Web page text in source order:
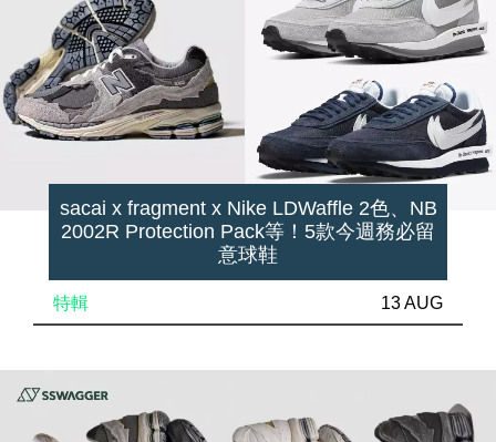
sacai x fragment x Nike LDWaffle 2色、NB
2002R Protection Pack等！5款今週務必留
意球鞋
特輯 13 AUG